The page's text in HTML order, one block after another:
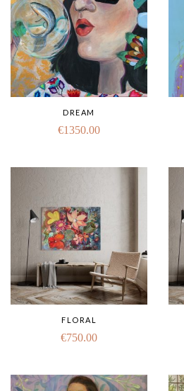
DREAM
€1350.00
FLORAL
€750.00